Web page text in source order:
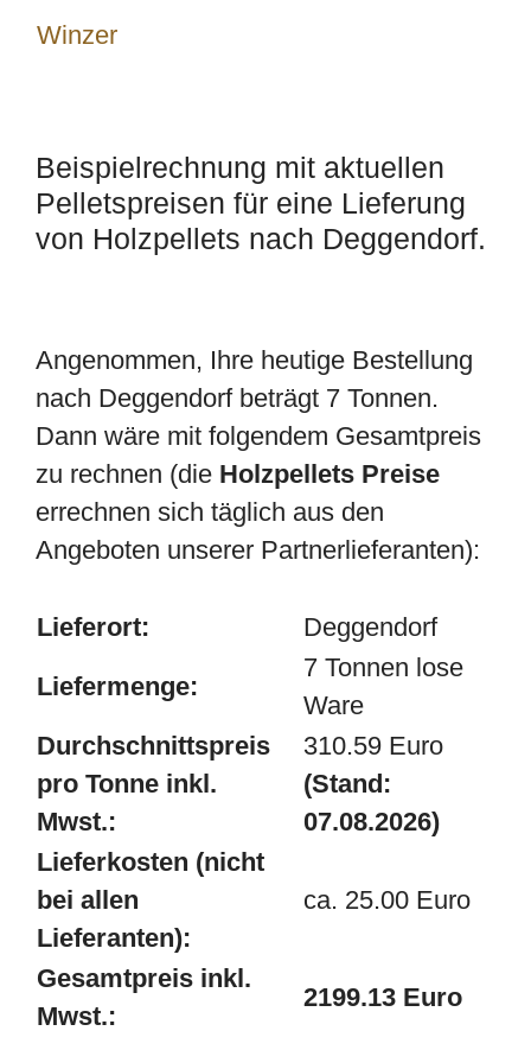
Winzer
Beispielrechnung mit aktuellen
Pelletspreisen für eine Lieferung
von Holzpellets nach Deggendorf.
Angenommen, Ihre heutige Bestellung
nach Deggendorf beträgt 7 Tonnen.
Dann wäre mit folgendem Gesamtpreis
zu rechnen (die Holzpellets Preise
errechnen sich täglich aus den
Angeboten unserer Partnerlieferanten):
Lieferort:
Deggendorf
Liefermenge:
7 Tonnen lose
Ware
Durchschnittspreis
pro Tonne inkl.
Mwst.:
310.59 Euro
(Stand:
07.08.2026)
Lieferkosten (nicht
bei allen
Lieferanten):
ca. 25.00 Euro
Gesamtpreis inkl.
Mwst.:
2199.13 Euro